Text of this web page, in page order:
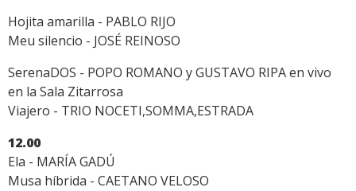
Hojita amarilla - PABLO RIJO
Meu silencio - JOSÉ REINOSO
SerenaDOS - POPO ROMANO y GUSTAVO RIPA en vivo
en la Sala Zitarrosa
Viajero - TRIO NOCETI,SOMMA,ESTRADA
12.00
Ela - MARÍA GADÚ
Musa híbrida - CAETANO VELOSO